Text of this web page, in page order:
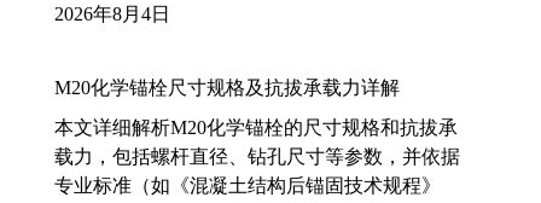
2026年8月4日
M20化学锚栓尺寸规格及抗拔承载力详解
本文详细解析M20化学锚栓的尺寸规格和抗拔承
载力，包括螺杆直径、钻孔尺寸等参数，并依据
专业标准（如《混凝土结构后锚固技术规程》